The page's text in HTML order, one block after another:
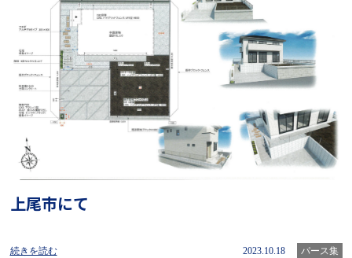
上尾市にて
続きを読む 2023.10.18 パース集